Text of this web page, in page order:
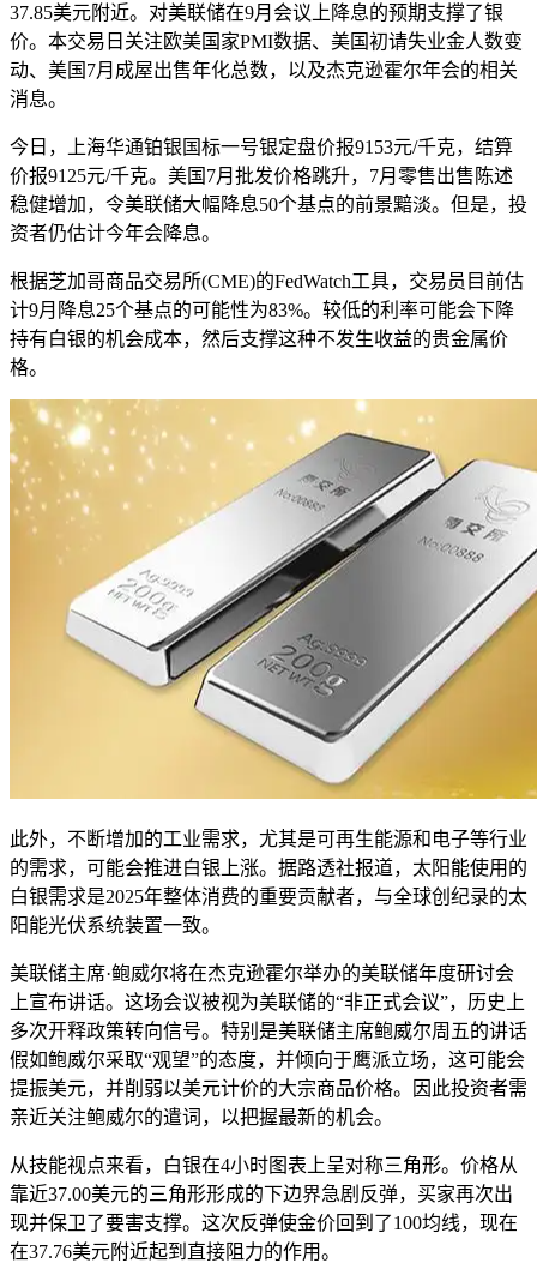
37.85美元附近。对美联储在9月会议上降息的预期支撑了银
价。本交易日关注欧美国家PMI数据、美国初请失业金人数变
动、美国7月成屋出售年化总数，以及杰克逊霍尔年会的相关
消息。
今日，上海华通铂银国标一号银定盘价报9153元/千克，结算
价报9125元/千克。美国7月批发价格跳升，7月零售出售陈述
稳健增加，令美联储大幅降息50个基点的前景黯淡。但是，投
资者仍估计今年会降息。
根据芝加哥商品交易所(CME)的FedWatch工具，交易员目前估
计9月降息25个基点的可能性为83%。较低的利率可能会下降
持有白银的机会成本，然后支撑这种不发生收益的贵金属价
格。
此外，不断增加的工业需求，尤其是可再生能源和电子等行业
的需求，可能会推进白银上涨。据路透社报道，太阳能使用的
白银需求是2025年整体消费的重要贡献者，与全球创纪录的太
阳能光伏系统装置一致。
美联储主席·鲍威尔将在杰克逊霍尔举办的美联储年度研讨会
上宣布讲话。这场会议被视为美联储的“非正式会议”，历史上
多次开释政策转向信号。特别是美联储主席鲍威尔周五的讲话
假如鲍威尔采取“观望”的态度，并倾向于鹰派立场，这可能会
提振美元，并削弱以美元计价的大宗商品价格。因此投资者需
亲近关注鲍威尔的遣词，以把握最新的机会。
从技能视点来看，白银在4小时图表上呈对称三角形。价格从
靠近37.00美元的三角形形成的下边界急剧反弹，买家再次出
现并保卫了要害支撑。这次反弹使金价回到了100均线，现在
在37.76美元附近起到直接阻力的作用。